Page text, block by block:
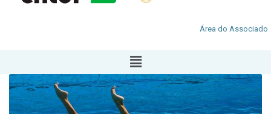
Área do Associado